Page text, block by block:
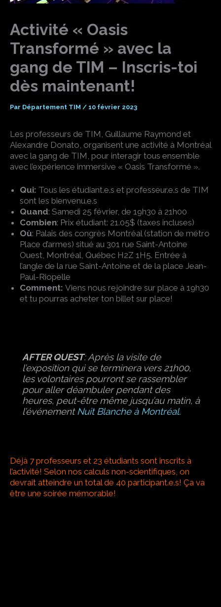
Activité « Oasis
Transformé » avec la
gang de TIM – Inscris-toi
dès maintenant!
Par Département TIM / 10 février 2023
Les professeurs de TIM, Guillaume Raymond et
Alexandre Donato, organisent une activité à Montréal
avec la gang de TIM, pour interagir tous ensemble
avec l’expérience immersive « Oasis Transformé ».
Qui: Tous les étudiant.e.s et professeur.e.s de TIM
sont les bienvenu.e.s
Quand: Samedi 25 février, de 19h30 à 21h00
Combien: Prix étudiant: 21.05$ (taxes incluses)
Où: Palais des congrès Montréal (station de métro
Place d’armes) situé au 301 rue Saint-Antoine
Ouest, Montréal, Québec H2Z 1H5. Entrée à
l’angle de la rue Saint-Antoine et de la place Jean-
Paul-Riopelle
Comment: Viens nous rejoindre sur place à 19h30
et tu pourras acheter ton billet sur place!
AFTER QUEST: Après la visite de
l’exposition qui se terminera vers 21h00,
les volontaires pourront se rassembler
pour aller déambuler pendant des
heures, peut-être même jusqu’au matin, à
l’événement Nuit Blanche à Montréal.
Déjà 7 professeurs et 23 étudiants sont inscrits à
l’activité! Selon nos calculs non-scientifiques, on
devrait atteindre un total de 40 participant.e.s! Ça va
être une soirée mémorable!